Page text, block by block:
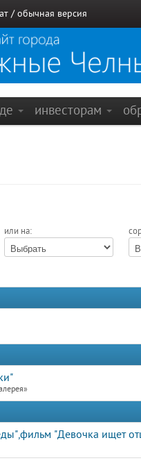
/ обычная версия
инвесторам
или на:
"Девочка ищет